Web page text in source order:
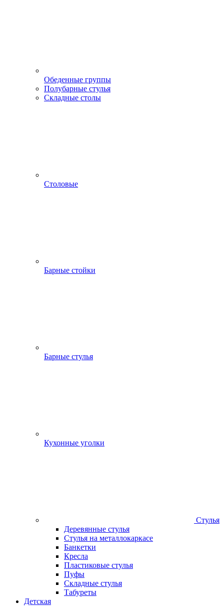
Обеденные группы
Полубарные стулья
Складные столы
Столовые
Барные стойки
Барные стулья
Кухонные уголки
Стулья
Деревянные стулья
Стулья на металлокаркасе
Банкетки
Кресла
Пластиковые стулья
Пуфы
Складные стулья
Табуреты
Детская